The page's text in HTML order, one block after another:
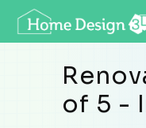
of 5 -